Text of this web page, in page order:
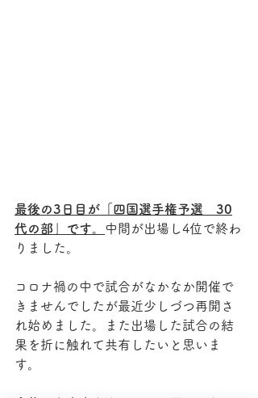
最後の3日目が「四国選手権予選　30
代の部」です。
中間が出場し4位で終わ
りました。
コロナ禍の中で試合がなかなか開催で
きませんでしたが最近少しづつ再開さ
れ始めました。また出場した試合の結
果を折に触れて共有したいと思いま
す。